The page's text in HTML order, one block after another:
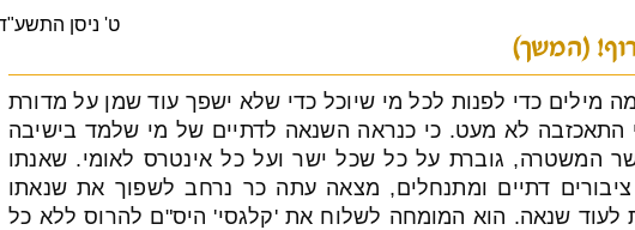
ט' ניסן
(המשך)
מילים כדי לפנות לכל מי שיוכל כדי שלא ישפך עוד שמן על מדורת
התאכזבה לא מעט. כי כנראה השנאה לדתיים של מי שלמד בישיבה
המשטרה, גוברת על כל שכל ישר ועל כל אינטרס לאומי. שאנתו
ציבורים דתיים ומתנחלים, מצאה עתה כר נרחב לשפוך את שנאתו
לעוד שנאה. הוא המומחה לשלוח את 'קלגסי' היס"ם להרוס ללא כל